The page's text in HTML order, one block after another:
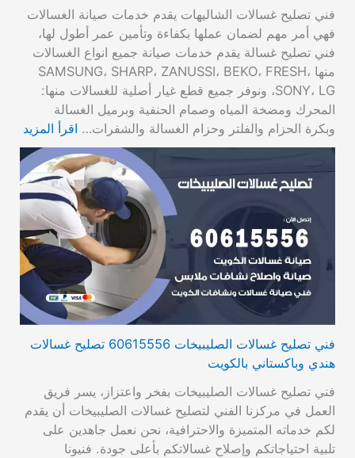
فني تصليح غسالات الشاليهات يقدم خدمات صيانة الغسالات
فهي أمر مهم لضمان عملها بكفاءة وتأمين عمر أطول لها،
فني تصليح غسالة يقدم خدمات صيانة جميع انواع الغسالات
منها SAMSUNG، SHARP، ZANUSSI، BEKO، FRESH،
SONY، LG، ونوفر جميع قطع غيار أصلية للغسالات منها:
المحرك ومضخة المياه وصمام الحنفية وبرميل الغسالة
وبكرة الحزام والفلتر وحزام الغسالة والشفرات… اقرأ المزيد
فني تصليح غسالات الصليبيخات 60615556 تصليح غسالات
هندي وباكستاني بالكويت
فني تصليح غسالات الصليبيخات بفخر واعتزاز، يسر فريق
العمل في مركزنا الفني لتصليح غسالات الصليبيخات أن يقدم
لكم خدماته المتميزة والاحترافية، نحن نعمل جاهدين على
تلبية احتياجاتكم وإصلاح غسالاتكم بأعلى جودة. فنيونا